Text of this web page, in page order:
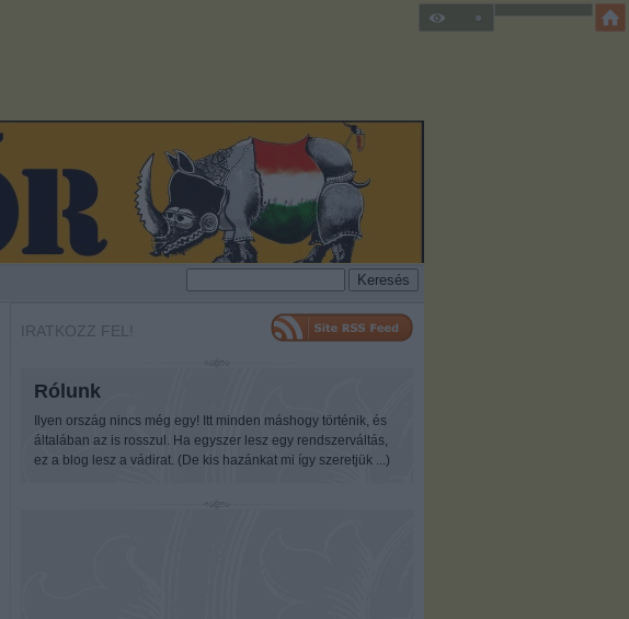
IRATKOZZ FEL!
Rólunk
Ilyen ország nincs még egy! Itt minden máshogy történik, és
általában az is rosszul. Ha egyszer lesz egy rendszerváltás,
ez a blog lesz a vádirat. (De kis hazánkat mi így szeretjük ...)